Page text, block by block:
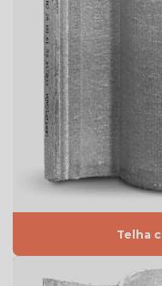
Telha americana
Telha americana
Telha americana
Telha americana
Telha americana
Telha americana por m2
Telha